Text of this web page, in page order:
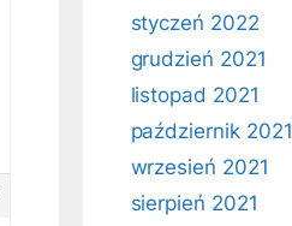
styczeń 2022
grudzień 2021
listopad 2021
październik 2021
wrzesień 2021
sierpień 2021